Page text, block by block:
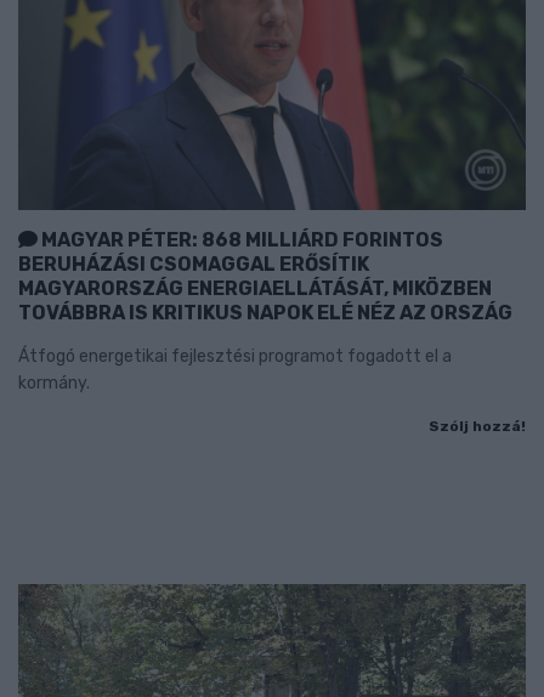
MAGYAR PÉTER: 868 MILLIÁRD FORINTOS
BERUHÁZÁSI CSOMAGGAL ERŐSÍTIK
MAGYARORSZÁG ENERGIAELLÁTÁSÁT, MIKÖZBEN
TOVÁBBRA IS KRITIKUS NAPOK ELÉ NÉZ AZ ORSZÁG
Átfogó energetikai fejlesztési programot fogadott el a
kormány.
Szólj hozzá!